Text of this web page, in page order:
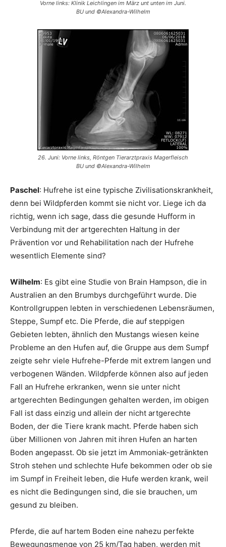
Vorne links: Klinik Leichlingen im März unt unten im Juni.
BU und ©Alexandra-Wilhelm
26. Juni: Vorne links, Röntgen Tierarztpraxis Magerfleisch
BU und ©Alexandra-Wilhelm
Paschel: Hufrehe ist eine typische Zivilisationskrankheit,
denn bei Wildpferden kommt sie nicht vor. Liege ich da
richtig, wenn ich sage, dass die gesunde Hufform in
Verbindung mit der artgerechten Haltung in der
Prävention vor und Rehabilitation nach der Hufrehe
wesentlich Elemente sind?
Wilhelm: Es gibt eine Studie von Brain Hampson, die in
Australien an den Brumbys durchgeführt wurde. Die
Kontrollgruppen lebten in verschiedenen Lebensräumen,
Steppe, Sumpf etc. Die Pferde, die auf steppigen
Gebieten lebten, ähnlich den Mustangs wiesen keine
Probleme an den Hufen auf, die Gruppe aus dem Sumpf
zeigte sehr viele Hufrehe-Pferde mit extrem langen und
verbogenen Wänden. Wildpferde können also auf jeden
Fall an Hufrehe erkranken, wenn sie unter nicht
artgerechten Bedingungen gehalten werden, im obigen
Fall ist dass einzig und allein der nicht artgerechte
Boden, der die Tiere krank macht. Pferde haben sich
über Millionen von Jahren mit ihren Hufen an harten
Boden angepasst. Ob sie jetzt im Ammoniak-getränkten
Stroh stehen und schlechte Hufe bekommen oder ob sie
im Sumpf in Freiheit leben, die Hufe werden krank, weil
es nicht die Bedingungen sind, die sie brauchen, um
gesund zu bleiben.
Pferde, die auf hartem Boden eine nahezu perfekte
Bewegungsmenge von 25 km/Tag haben, werden mit